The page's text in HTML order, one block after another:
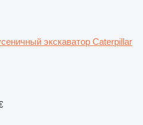
экскаватор Caterpillar